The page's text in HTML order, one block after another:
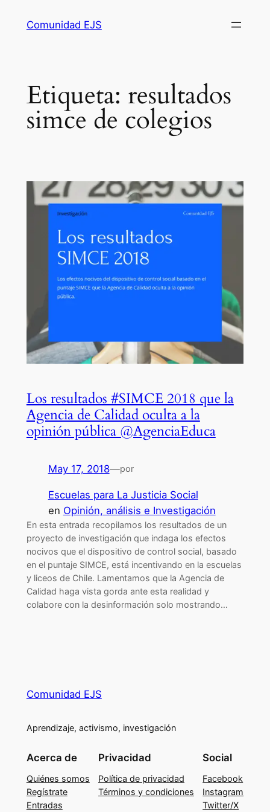
Comunidad EJS
Etiqueta: resultados
simce de colegios
Los resultados #SIMCE 2018 que la
Agencia de Calidad oculta a la
opinión pública @AgenciaEduca
May 17, 2018—por
Escuelas para La Justicia Social
en Opinión, análisis e Investigación
En esta entrada recopilamos los resultados de un
proyecto de investigación que indaga los efectos
nocivos que el dispositivo de control social, basado
en el puntaje SIMCE, está incentivando en la escuelas
y liceos de Chile. Lamentamos que la Agencia de
Calidad haga vista gorda ante esta realidad y
colabore con la desinformación solo mostrando…
Comunidad EJS
Aprendizaje, activismo, investigación
Acerca de
Quiénes somos
Regístrate
Entradas
Privacidad
Política de privacidad
Términos y condiciones
Social
Facebook
Instagram
Twitter/X